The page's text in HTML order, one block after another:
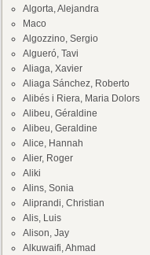
Algorta, Alejandra
Maco
Algozzino, Sergio
Algueró, Tavi
Aliaga, Xavier
Aliaga Sánchez, Roberto
Alibés i Riera, Maria Dolors
Alibeu, Géraldine
Alibeu, Geraldine
Alice, Hannah
Alier, Roger
Aliki
Alins, Sonia
Aliprandi, Christian
Alis, Luis
Alison, Jay
Alkuwaifi, Ahmad